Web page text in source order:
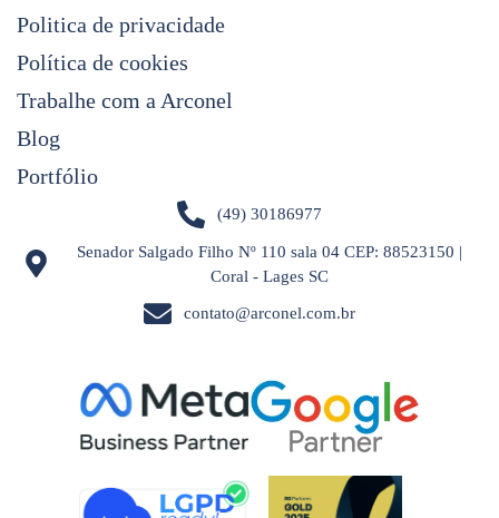
Politica de privacidade
Política de cookies
Trabalhe com a Arconel
Blog
Portfólio
(49) 30186977
Senador Salgado Filho Nº 110 sala 04 CEP: 88523150 |
Coral - Lages SC
contato@arconel.com.br